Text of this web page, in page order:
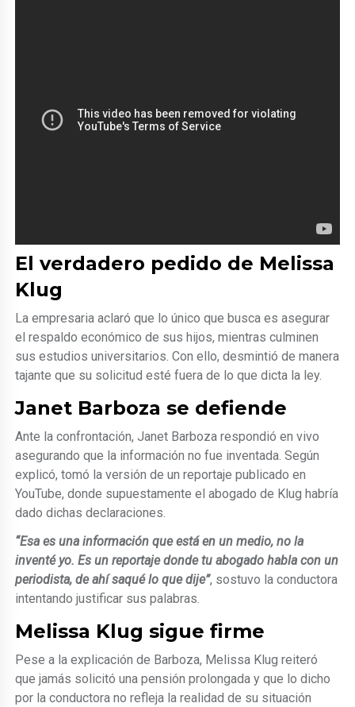
El verdadero pedido de Melissa
Klug
La empresaria aclaró que lo único que busca es asegurar
el respaldo económico de sus hijos, mientras culminen
sus estudios universitarios. Con ello, desmintió de manera
tajante que su solicitud esté fuera de lo que dicta la ley.
Janet Barboza se defiende
Ante la confrontación, Janet Barboza respondió en vivo
asegurando que la información no fue inventada. Según
explicó, tomó la versión de un reportaje publicado en
YouTube, donde supuestamente el abogado de Klug habría
dado dichas declaraciones.
“Esa es una información que está en un medio, no la
inventé yo. Es un reportaje donde tu abogado habla con un
periodista, de ahí saqué lo que dije”, sostuvo la conductora
intentando justificar sus palabras.
Melissa Klug sigue firme
Pese a la explicación de Barboza, Melissa Klug reiteró
que jamás solicitó una pensión prolongada y que lo dicho
por la conductora no refleja la realidad de su situación